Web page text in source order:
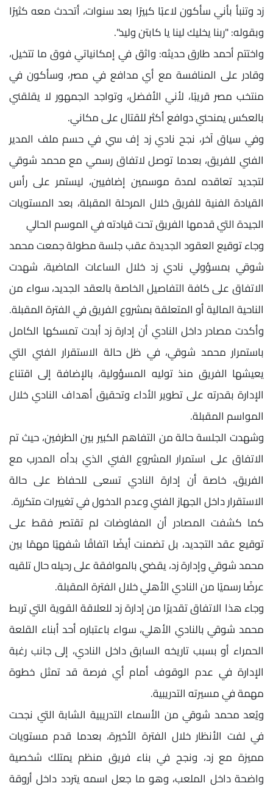
زد وتنبأ بأني سأكون لاعبًا كبيرًا بعد سنوات، أتحدث معه كثيرًا
وبقوله: "ربنا يخليك لينا يا كابتن وليد".
واختتم أحمد طارق حديثه: واثق في إمكانياتي فوق ما تتخيل،
وقادر على المنافسة مع أي مدافع في مصر، وسأكون في
منتخب مصر قريبًا، لأني الأفضل، وتواجد الجمهور لا يقلقني
بالعكس يمنحني دوافع أكثر للقتال على مكاني.
وفي سياق آخر، نجح نادي زد إف سي في حسم ملف المدير
الفني للفريق، بعدما توصل لاتفاق رسمي مع محمد شوقي
لتجديد تعاقده لمدة موسمين إضافيين، ليستمر على رأس
القيادة الفنية للفريق خلال المرحلة المقبلة، بعد المستويات
الجيدة التي قدمها الفريق تحت قيادته في الموسم الحالي
وجاء توقيع العقود الجديدة عقب جلسة مطولة جمعت محمد
شوقي بمسؤولي نادي زد خلال الساعات الماضية، شهدت
الاتفاق على كافة التفاصيل الخاصة بالعقد الجديد، سواء من
الناحية المالية أو المتعلقة بمشروع الفريق في الفترة المقبلة.
وأكدت مصادر داخل النادي أن إدارة زد أبدت تمسكها الكامل
باستمرار محمد شوقي، في ظل حالة الاستقرار الفني التي
يعيشها الفريق منذ توليه المسؤولية، بالإضافة إلى اقتناع
الإدارة بقدرته على تطوير الأداء وتحقيق أهداف النادي خلال
المواسم المقبلة.
وشهدت الجلسة حالة من التفاهم الكبير بين الطرفين، حيث تم
الاتفاق على استمرار المشروع الفني الذي بدأه المدرب مع
الفريق، خاصة أن إدارة النادي تسعى للحفاظ على حالة
الاستقرار داخل الجهاز الفني وعدم الدخول في تغييرات متكررة.
كما كشفت المصادر أن المفاوضات لم تقتصر فقط على
توقيع عقد التجديد، بل تضمنت أيضًا اتفاقًا شفهيًا مهمًا بين
محمد شوقي وإدارة زد، يقضي بالموافقة على رحيله حال تلقيه
عرضًا رسميًا من النادي الأهلي خلال الفترة المقبلة.
وجاء هذا الاتفاق تقديرًا من إدارة زد للعلاقة القوية التي تربط
محمد شوقي بالنادي الأهلي، سواء باعتباره أحد أبناء القلعة
الحمراء أو بسبب تاريخه السابق داخل النادي، إلى جانب رغبة
الإدارة في عدم الوقوف أمام أي فرصة قد تمثل خطوة
مهمة في مسيرته التدريبية.
ويُعد محمد شوقي من الأسماء التدريبية الشابة التي نجحت
في لفت الأنظار خلال الفترة الأخيرة، بعدما قدم مستويات
مميزة مع زد، ونجح في بناء فريق منظم يمتلك شخصية
واضحة داخل الملعب، وهو ما جعل اسمه يتردد داخل أروقة